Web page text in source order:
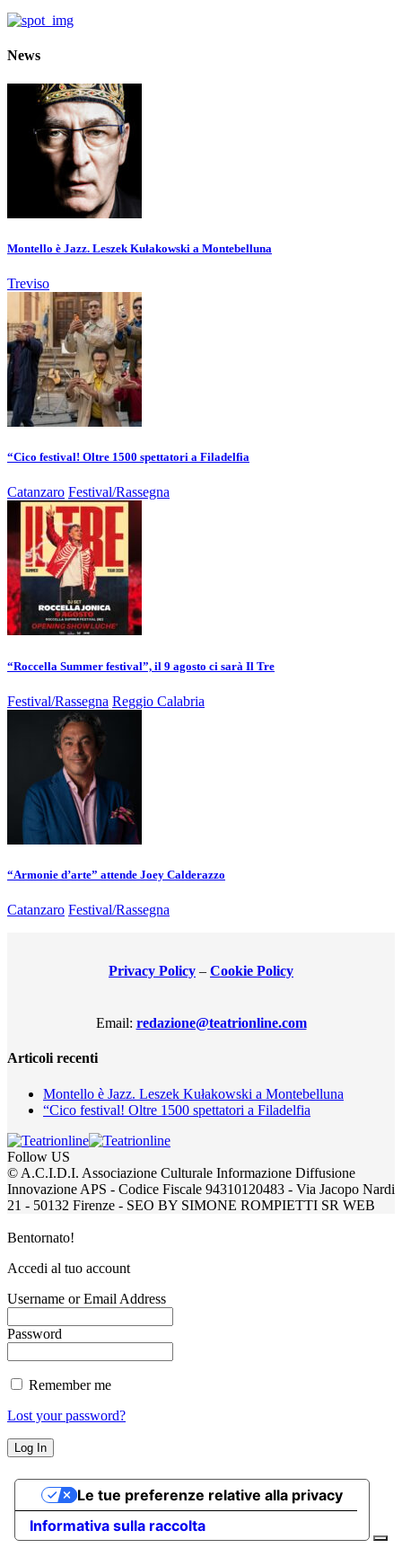
News
Montello è Jazz. Leszek Kułakowski a Montebelluna
Treviso
“Cico festival! Oltre 1500 spettatori a Filadelfia
Catanzaro Festival/Rassegna
“Roccella Summer festival”, il 9 agosto ci sarà Il Tre
Festival/Rassegna Reggio Calabria
“Armonie d’arte” attende Joey Calderazzo
Catanzaro Festival/Rassegna
Privacy Policy – Cookie Policy
Email: redazione@teatrionline.com
Articoli recenti
Montello è Jazz. Leszek Kułakowski a Montebelluna
“Cico festival! Oltre 1500 spettatori a Filadelfia
Follow US
© A.C.I.D.I. Associazione Culturale Informazione Diffusione
Innovazione APS - Codice Fiscale 94310120483 - Via Jacopo Nardi
21 - 50132 Firenze - SEO BY SIMONE ROMPIETTI SR WEB
Bentornato!
Accedi al tuo account
Username or Email Address
Password
Remember me
Lost your password?
Informativa sulla raccolta
Le tue preferenze relative alla privacy